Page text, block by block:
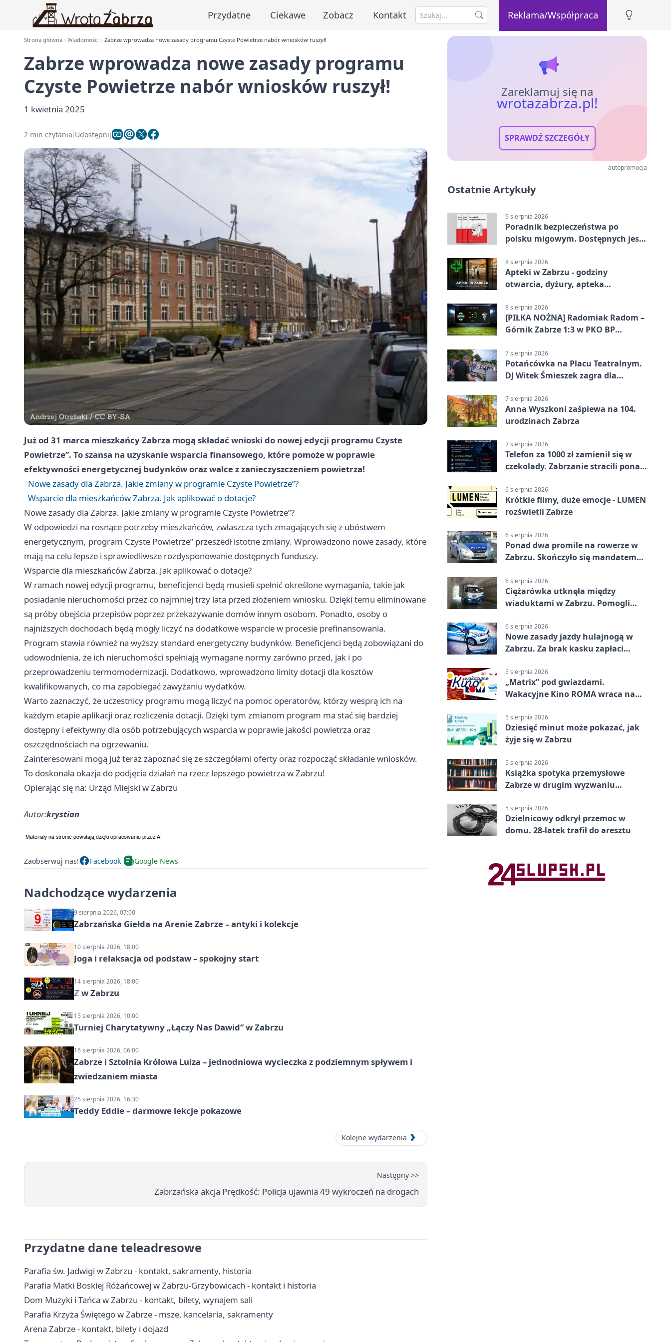
Przydatne Ciekawe Zobacz Kontakt Reklama/Współpraca
Strona główna Wiadomości Zabrze wprowadza nowe zasady programu Czyste Powietrze nabór wniosków ruszył!
Zabrze wprowadza nowe zasady programu
Czyste Powietrze nabór wniosków ruszył!
1 kwietnia 2025
2 min czytania Udostępnij
Już od 31 marca mieszkańcy Zabrza mogą składać wnioski do nowej edycji programu Czyste
Powietrze”. To szansa na uzyskanie wsparcia finansowego, które pomoże w poprawie
efektywności energetycznej budynków oraz walce z zanieczyszczeniem powietrza!
Nowe zasady dla Zabrza. Jakie zmiany w programie Czyste Powietrze”?
Wsparcie dla mieszkańców Zabrza. Jak aplikować o dotacje?
Nowe zasady dla Zabrza. Jakie zmiany w programie Czyste Powietrze”?
W odpowiedzi na rosnące potrzeby mieszkańców, zwłaszcza tych zmagających się z ubóstwem
energetycznym, program Czyste Powietrze” przeszedł istotne zmiany. Wprowadzono nowe zasady, które
mają na celu lepsze i sprawiedliwsze rozdysponowanie dostępnych funduszy.
Wsparcie dla mieszkańców Zabrza. Jak aplikować o dotacje?
W ramach nowej edycji programu, beneficjenci będą musieli spełnić określone wymagania, takie jak
posiadanie nieruchomości przez co najmniej trzy lata przed złożeniem wniosku. Dzięki temu eliminowane
są próby obejścia przepisów poprzez przekazywanie domów innym osobom. Ponadto, osoby o
najniższych dochodach będą mogły liczyć na dodatkowe wsparcie w procesie prefinansowania.
Program stawia również na wyższy standard energetyczny budynków. Beneficjenci będą zobowiązani do
udowodnienia, że ich nieruchomości spełniają wymagane normy zarówno przed, jak i po
przeprowadzeniu termomodernizacji. Dodatkowo, wprowadzono limity dotacji dla kosztów
kwalifikowanych, co ma zapobiegać zawyżaniu wydatków.
Warto zaznaczyć, że uczestnicy programu mogą liczyć na pomoc operatorów, którzy wesprą ich na
każdym etapie aplikacji oraz rozliczenia dotacji. Dzięki tym zmianom program ma stać się bardziej
dostępny i efektywny dla osób potrzebujących wsparcia w poprawie jakości powietrza oraz
oszczędnościach na ogrzewaniu.
Zainteresowani mogą już teraz zapoznać się ze szczegółami oferty oraz rozpocząć składanie wniosków.
To doskonała okazja do podjęcia działań na rzecz lepszego powietrza w Zabrzu!
Opierając się na: Urząd Miejski w Zabrzu
Autor:krystian
Zaobserwuj nas! Facebook Google News
Nadchodzące wydarzenia
9 sierpnia 2026, 07:00
Zabrzańska Giełda na Arenie Zabrze – antyki i kolekcje
10 sierpnia 2026, 18:00
Joga i relaksacja od podstaw – spokojny start
14 sierpnia 2026, 18:00
ℤ w Zabrzu
15 sierpnia 2026, 10:00
Turniej Charytatywny „Łączy Nas Dawid” w Zabrzu
16 sierpnia 2026, 06:00
Zabrze i Sztolnia Królowa Luiza – jednodniowa wycieczka z podziemnym spływem i
zwiedzaniem miasta
25 sierpnia 2026, 16:30
Teddy Eddie – darmowe lekcje pokazowe
Kolejne wydarzenia
Następny >>
Zabrzańska akcja Prędkość: Policja ujawnia 49 wykroczeń na drogach
Przydatne dane teleadresowe
Parafia św. Jadwigi w Zabrzu - kontakt, sakramenty, historia
Parafia Matki Boskiej Różańcowej w Zabrzu-Grzybowicach - kontakt i historia
Dom Muzyki i Tańca w Zabrzu - kontakt, bilety, wynajem sali
Parafia Krzyża Świętego w Zabrze - msze, kancelaria, sakramenty
Arena Zabrze - kontakt, bilety i dojazd
Zareklamuj się na
wrotazabrza.pl!
SPRAWDŹ SZCZEGÓŁY
autopromocja
Ostatnie Artykuły
9 sierpnia 2026
Poradnik bezpieczeństwa po
polsku migowym. Dostępnych jest
8 sierpnia 2026
Apteki w Zabrzu - godziny
otwarcia, dyżury, apteka
8 sierpnia 2026
[PIŁKA NOŻNA] Radomiak Radom –
Górnik Zabrze 1:3 w PKO BP
dał zabrzanom zwycięstwo
7 sierpnia 2026
Potańcówka na Placu Teatralnym.
DJ Witek Śmieszek zagra dla
7 sierpnia 2026
Anna Wyszkoni zaśpiewa na 104.
urodzinach Zabrza
7 sierpnia 2026
Telefon za 1000 zł zamienił się w
czekolady. Zabrzanie stracili ponad
6 sierpnia 2026
Krótkie filmy, duże emocje - LUMEN
rozświetli Zabrze
6 sierpnia 2026
Ponad dwa promile na rowerze w
Zabrzu. Skończyło się mandatem
6 sierpnia 2026
Ciężarówka utknęła między
wiaduktami w Zabrzu. Pomogli
6 sierpnia 2026
Nowe zasady jazdy hulajnogą w
Zabrzu. Za brak kasku zapłaci
5 sierpnia 2026
„Matrix” pod gwiazdami.
Wakacyjne Kino ROMA wraca na
5 sierpnia 2026
Dziesięć minut może pokazać, jak
żyje się w Zabrzu
5 sierpnia 2026
Książka spotyka przemysłowe
Zabrze w drugim wyzwaniu
5 sierpnia 2026
Dzielnicowy odkrył przemoc w
domu. 28-latek trafił do aresztu